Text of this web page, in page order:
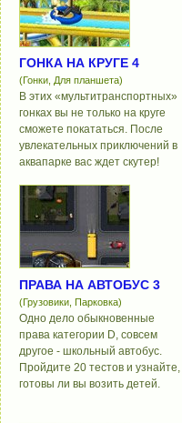
ГОНКА НА КРУГЕ 4
(Гонки, Для планшета)
В этих «мультитранспортных»
гонках вы не только на круге
сможете покататься. После
увлекательных приключений в
аквапарке вас ждет скутер!
ПРАВА НА АВТОБУС 3
(Грузовики, Парковка)
Одно дело обыкновенные
права категории D, совсем
другое - школьный автобус.
Пройдите 20 тестов и узнайте,
готовы ли вы возить детей.